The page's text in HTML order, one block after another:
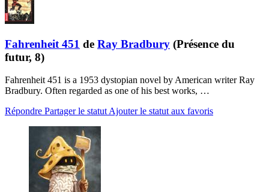
Fahrenheit 451 de Ray Bradbury (Présence du
futur, 8)
Fahrenheit 451 is a 1953 dystopian novel by American writer Ray
Bradbury. Often regarded as one of his best works, …
Répondre Partager le statut Ajouter le statut aux favoris